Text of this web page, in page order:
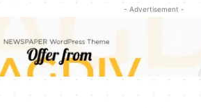
- Advertisement -